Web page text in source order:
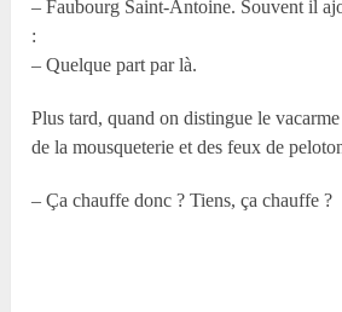
– Faubourg Saint-Antoine. Souvent il
:
– Quelque part par là.
Plus tard, quand on distingue le
de la mousqueterie et des feux de
– Ça chauffe donc ? Tiens, ça chauffe ?